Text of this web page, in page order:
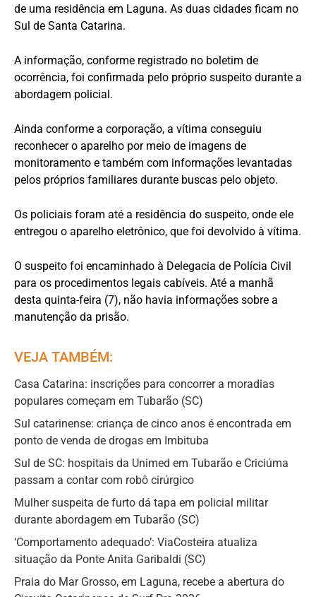
de uma residência em Laguna. As duas cidades ficam no
Sul de Santa Catarina.
A informação, conforme registrado no boletim de
ocorrência, foi confirmada pelo próprio suspeito durante a
abordagem policial.
Ainda conforme a corporação, a vítima conseguiu
reconhecer o aparelho por meio de imagens de
monitoramento e também com informações levantadas
pelos próprios familiares durante buscas pelo objeto.
Os policiais foram até a residência do suspeito, onde ele
entregou o aparelho eletrônico, que foi devolvido à vítima.
O suspeito foi encaminhado à Delegacia de Polícia Civil
para os procedimentos legais cabíveis. Até a manhã
desta quinta-feira (7), não havia informações sobre a
manutenção da prisão.
VEJA TAMBÉM:
Casa Catarina: inscrições para concorrer a moradias
populares começam em Tubarão (SC)
Sul catarinense: criança de cinco anos é encontrada em
ponto de venda de drogas em Imbituba
Sul de SC: hospitais da Unimed em Tubarão e Criciúma
passam a contar com robô cirúrgico
Mulher suspeita de furto dá tapa em policial militar
durante abordagem em Tubarão (SC)
‘Comportamento adequado’: ViaCosteira atualiza
situação da Ponte Anita Garibaldi (SC)
Praia do Mar Grosso, em Laguna, recebe a abertura do